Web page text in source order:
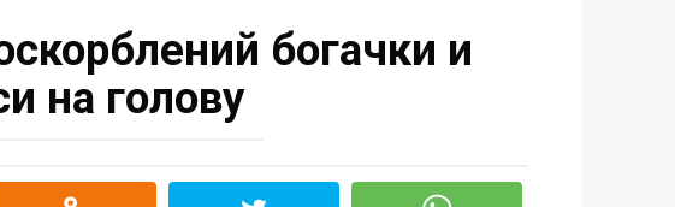
богачки и
на голову